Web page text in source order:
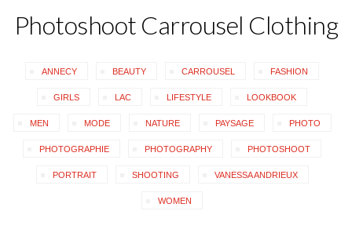
Photoshoot Carrousel Clothing
ANNECY BEAUTY CARROUSEL FASHION
GIRLS LAC LIFESTYLE LOOKBOOK
MEN MODE NATURE PAYSAGE PHOTO
PHOTOGRAPHIE PHOTOGRAPHY PHOTOSHOOT
PORTRAIT SHOOTING VANESSA ANDRIEUX
WOMEN